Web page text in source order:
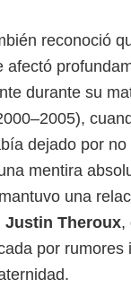
reconoció
afectó
durante su
dejado por
mentira
una
Justin Theroux,
por rumores